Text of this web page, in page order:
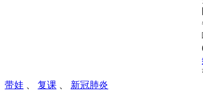
带娃
复课
新冠肺炎